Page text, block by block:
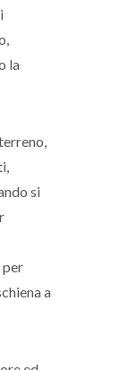
la
si
per
a